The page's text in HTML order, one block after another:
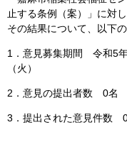
止する条例（案）」に対
その結果について、以下
1．意見募集期間 令和5
（火）
2．意見の提出者数 0名
3．提出された意見件数